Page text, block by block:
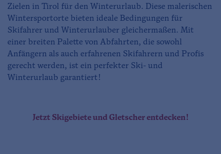
Zielen in Tirol für den Winterurlaub. Diese malerischen
Wintersportorte bieten ideale Bedingungen für
Skifahrer und Winterurlauber gleichermaßen. Mit
einer breiten Palette von Abfahrten, die sowohl
Anfängern als auch erfahrenen Skifahrern und Profis
gerecht werden, ist ein perfekter Ski- und
Winterurlaub garantiert!
Jetzt Skigebiete und Gletscher entdecken!